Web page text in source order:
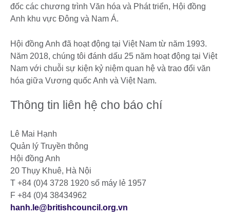
đốc các chương trình Văn hóa và Phát triển, Hội đồng
Anh khu vực Đông và Nam Á.
Hội đồng Anh đã hoạt động tại Việt Nam từ năm 1993.
Năm 2018, chúng tôi đánh dấu 25 năm hoạt động tại Việt
Nam với chuỗi sự kiện kỷ niệm quan hệ và trao đổi văn
hóa giữa Vương quốc Anh và Việt Nam.
Thông tin liên hệ cho báo chí
Lê Mai Hạnh
Quản lý Truyền thông
Hội đồng Anh
20 Thụy Khuê, Hà Nội
T +84 (0)4 3728 1920 số máy lẻ 1957
F +84 (0)4 38434962
hanh.le@britishcouncil.org.vn